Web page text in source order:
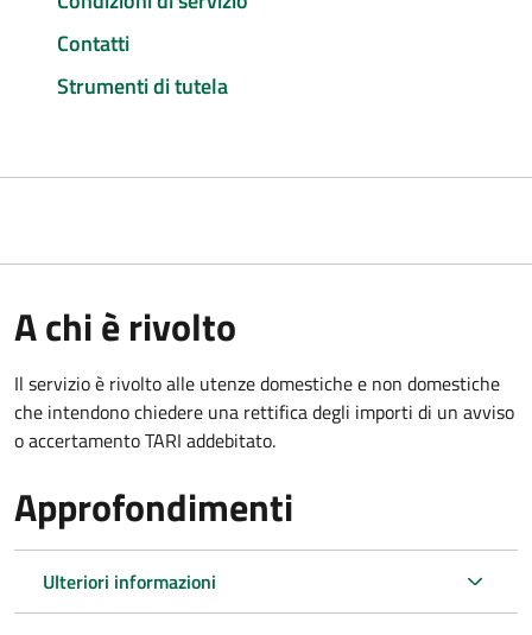
Contatti
Strumenti di tutela
A chi è rivolto
Il servizio è rivolto alle utenze domestiche e non domestiche
che intendono chiedere una rettifica degli importi di un avviso
o accertamento TARI addebitato.
Approfondimenti
Ulteriori informazioni